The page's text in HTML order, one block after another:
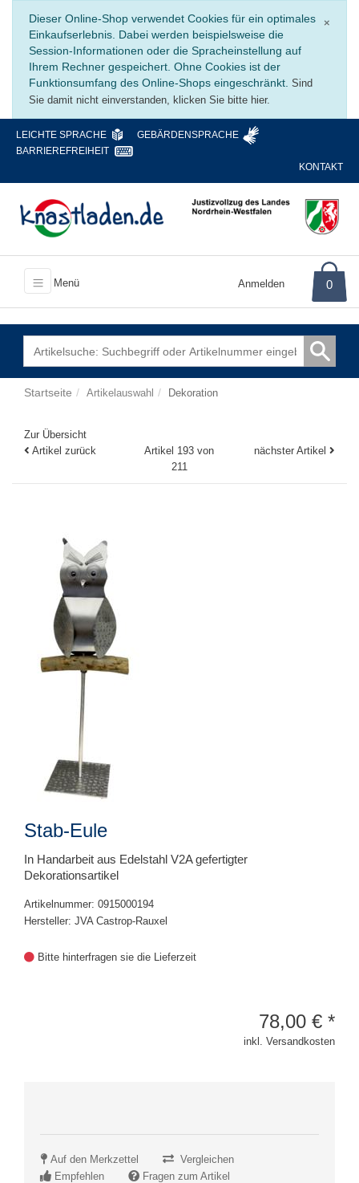
×
Dieser Online-Shop verwendet Cookies für ein optimales
Einkaufserlebnis. Dabei werden beispielsweise die
Session-Informationen oder die Spracheinstellung auf
Ihrem Rechner gespeichert. Ohne Cookies ist der
Funktionsumfang des Online-Shops eingeschränkt. Sind
Sie damit nicht einverstanden, klicken Sie bitte hier.
LEICHTE SPRACHE
GEBÄRDENSPRACHE
BARRIEREFREIHEIT
KONTAKT
Menü Anmelden 0
Startseite Artikelauswahl Dekoration
Zur Übersicht
Artikel zurück
Artikel 193 von
211
nächster Artikel
Stab-Eule
In Handarbeit aus Edelstahl V2A gefertigter
Dekorationsartikel
Artikelnummer: 0915000194
Hersteller: JVA Castrop-Rauxel
Bitte hinterfragen sie die Lieferzeit
78,00 € *
inkl. Versandkosten
Auf den Merkzettel
Vergleichen
Empfehlen
Fragen zum Artikel